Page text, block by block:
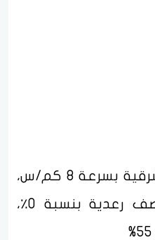
تهب الرياح الشمالية الشرقية بسرعة 8 كم/س،
ولا يتوقع حدوث عواصف رعدية بنسبة 0٪،